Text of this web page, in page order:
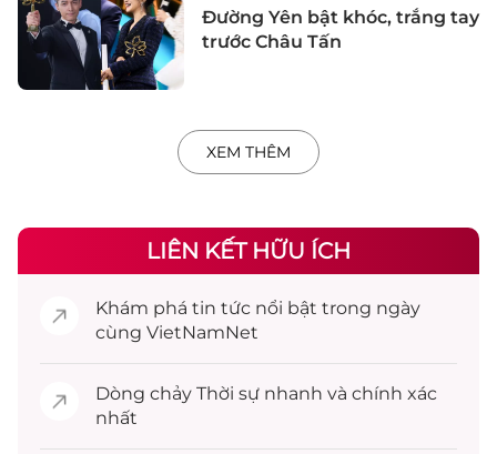
Đường Yên bật khóc, trắng tay
trước Châu Tấn
XEM THÊM
LIÊN KẾT HỮU ÍCH
Khám phá tin tức nổi bật trong ngày
cùng VietNamNet
Dòng chảy Thời sự nhanh và chính xác
nhất